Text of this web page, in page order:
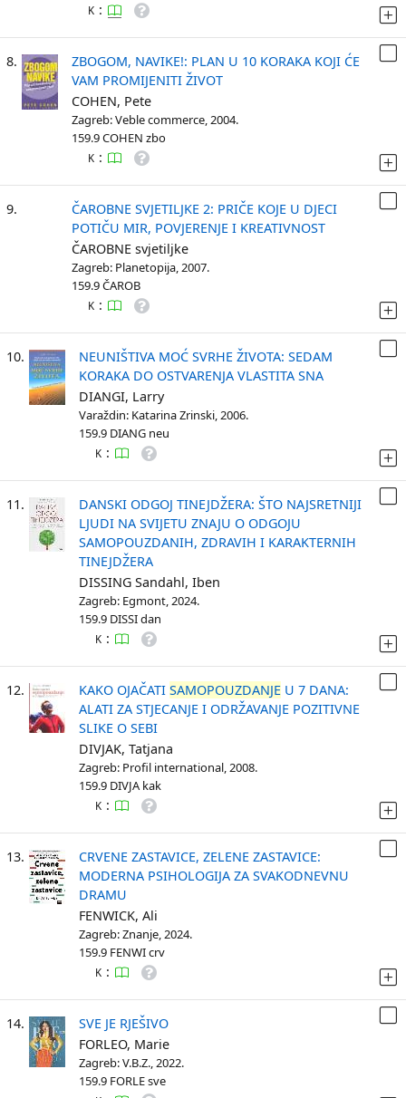
K :
8.
ZBOGOM, NAVIKE!: PLAN U 10 KORAKA KOJI ĆE
VAM PROMIJENITI ŽIVOT
COHEN, Pete
Zagreb: Veble commerce, 2004.
159.9 COHEN zbo
K :
9.
ČAROBNE SVJETILJKE 2: PRIČE KOJE U DJECI
POTIČU MIR, POVJERENJE I KREATIVNOST
ČAROBNE svjetiljke
Zagreb: Planetopija, 2007.
159.9 ČAROB
K :
10.
NEUNIŠTIVA MOĆ SVRHE ŽIVOTA: SEDAM
KORAKA DO OSTVARENJA VLASTITA SNA
DIANGI, Larry
Varaždin: Katarina Zrinski, 2006.
159.9 DIANG neu
K :
11.
DANSKI ODGOJ TINEJDŽERA: ŠTO NAJSRETNIJI
LJUDI NA SVIJETU ZNAJU O ODGOJU
SAMOPOUZDANIH, ZDRAVIH I KARAKTERNIH
TINEJDŽERA
DISSING Sandahl, Iben
Zagreb: Egmont, 2024.
159.9 DISSI dan
K :
12. KAKO OJAČATI SAMOPOUZDANJE U 7 DANA:
ALATI ZA STJECANJE I ODRŽAVANJE POZITIVNE
SLIKE O SEBI
DIVJAK, Tatjana
Zagreb: Profil international, 2008.
159.9 DIVJA kak
K :
13.
CRVENE ZASTAVICE, ZELENE ZASTAVICE:
MODERNA PSIHOLOGIJA ZA SVAKODNEVNU
DRAMU
FENWICK, Ali
Zagreb: Znanje, 2024.
159.9 FENWI crv
K :
14.
SVE JE RJEŠIVO
FORLEO, Marie
Zagreb: V.B.Z., 2022.
159.9 FORLE sve